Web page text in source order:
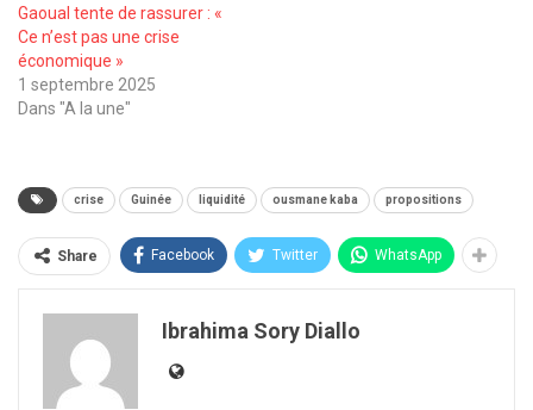
Gaoual tente de rassurer : «
Ce n’est pas une crise
économique »
1 septembre 2025
Dans "A la une"
crise Guinée liquidité ousmane kaba propositions
Share Facebook Twitter WhatsApp
Ibrahima Sory Diallo